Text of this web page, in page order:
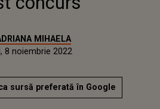
MIHAELA
8 noiembrie 2022
sursă preferată în Google